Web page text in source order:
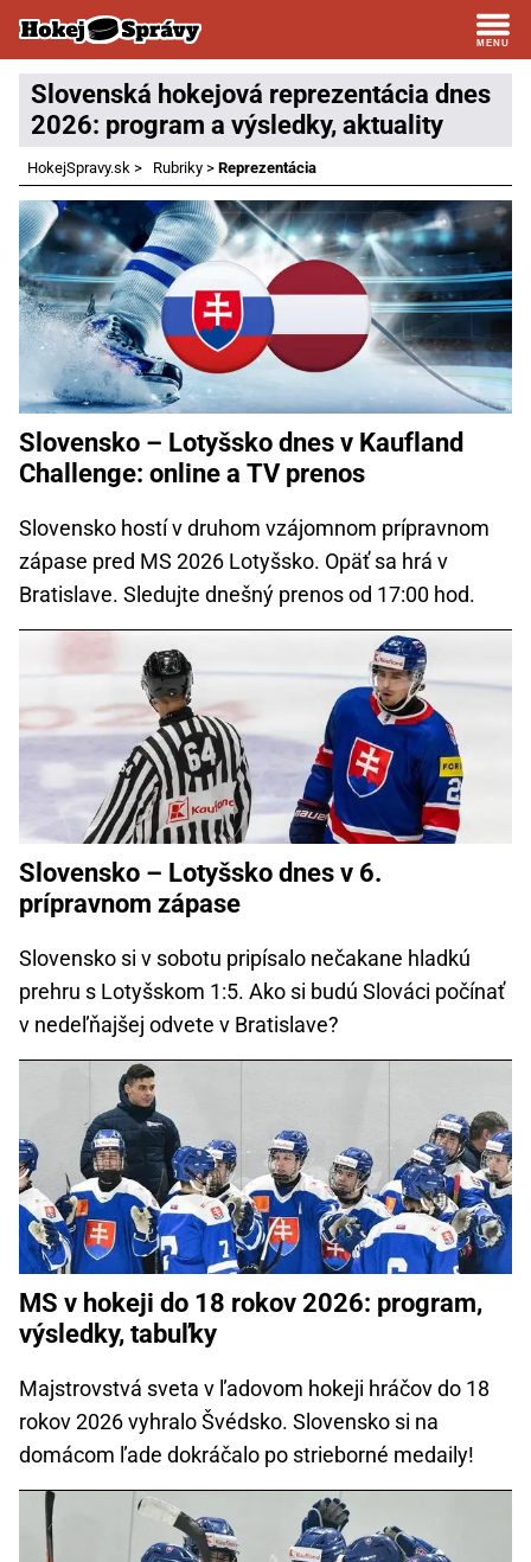
Slovenská hokejová reprezentácia dnes
2026: program a výsledky, aktuality
HokejSpravy.sk > Rubriky > Reprezentácia
Slovensko – Lotyšsko dnes v Kaufland
Challenge: online a TV prenos
Slovensko hostí v druhom vzájomnom prípravnom
zápase pred MS 2026 Lotyšsko. Opäť sa hrá v
Bratislave. Sledujte dnešný prenos od 17:00 hod.
Slovensko – Lotyšsko dnes v 6.
prípravnom zápase
Slovensko si v sobotu pripísalo nečakane hladkú
prehru s Lotyšskom 1:5. Ako si budú Slováci počínať
v nedeľňajšej odvete v Bratislave?
MS v hokeji do 18 rokov 2026: program,
výsledky, tabuľky
Majstrovstvá sveta v ľadovom hokeji hráčov do 18
rokov 2026 vyhralo Švédsko. Slovensko si na
domácom ľade dokráčalo po strieborné medaily!